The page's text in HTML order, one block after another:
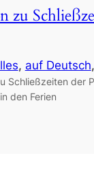
zu
, auf Deutsch,
Schließzeiten der
den Ferien